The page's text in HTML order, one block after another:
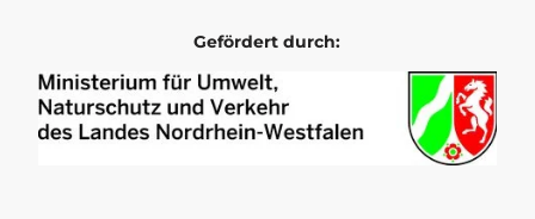
m
Gefördert durch: